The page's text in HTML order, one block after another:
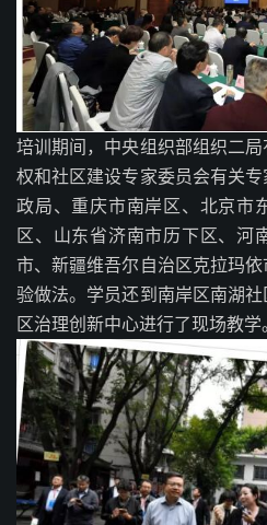
培训期间，中央组织部组织二
权和社区建设专家委员会有关
政局、重庆市南岸区、北京市
区、山东省济南市历下区、河
市、新疆维吾尔自治区克拉玛
验做法。学员还到南岸区南湖
区治理创新中心进行了现场教学。